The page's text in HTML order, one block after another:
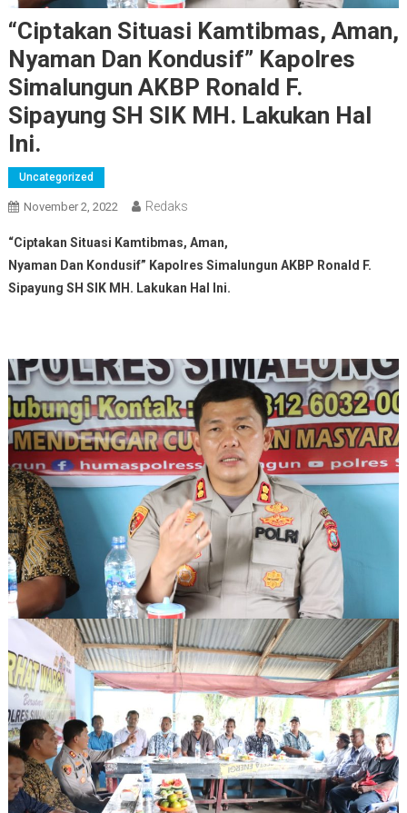
“Ciptakan Situasi Kamtibmas, Aman,
Nyaman Dan Kondusif” Kapolres
Simalungun AKBP Ronald F.
Sipayung SH SIK MH. Lakukan Hal
Ini.
Uncategorized
November 2, 2022 Redaks
“Ciptakan Situasi Kamtibmas, Aman,
Nyaman Dan Kondusif” Kapolres Simalungun AKBP Ronald F.
Sipayung SH SIK MH. Lakukan Hal Ini.